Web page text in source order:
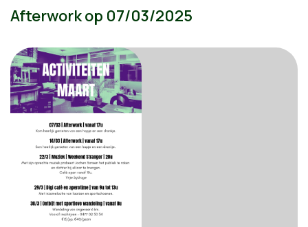
Afterwork op 07/03/2025